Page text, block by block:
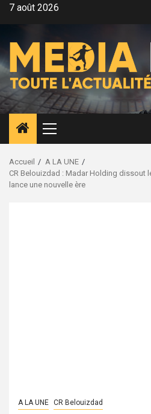
Aller7 août 2026
Menu
principal
Accueil
A LA UNE
CR Belouizdad : Madar Holding dissout
lance une nouvelle ère
A LA UNE CR Belouizdad